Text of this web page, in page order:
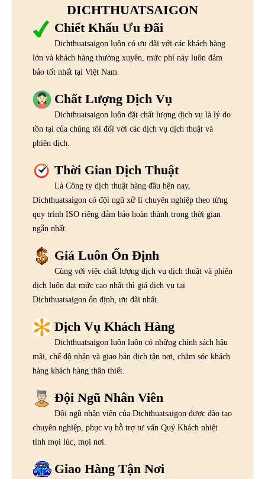
DICHTHUATSAIGON
Chiết Khấu Ưu Đãi
Dichthuatsaigon luôn có ưu đãi với các khách hàng
lớn và khách hàng thường xuyên, mức phí này luôn đảm
bảo tốt nhất tại Việt Nam.
Chất Lượng Dịch Vụ
Dichthuatsaigon luôn đặt chất lượng dịch vụ là lý do
tồn tại của chúng tôi đối với các dịch vụ dịch thuật và
phiên dịch.
Thời Gian Dịch Thuật
Là Công ty dịch thuật hàng đầu hện nay,
Dichthuatsaigon có đội ngũ xử lí chuyên nghiệp theo từng
quy trình ISO riêng đảm bảo hoàn thành trong thời gian
ngắn nhất.
Giá Luôn Ổn Định
Cùng với việc chất lượng dịch vụ dịch thuật và phiên
dịch luôn đạt mức cao nhất thì giá dịch vụ tại
Dichthuatsaigon ổn định, ưu đãi nhất.
Dịch Vụ Khách Hàng
Dichthuatsaigon luôn luôn có những chính sách hậu
mãi, chế độ nhận và giao bản dịch tận nơi, chăm sóc khách
hàng khách hàng thân thiết.
Đội Ngũ Nhân Viên
Đội ngũ nhân viên của Dichthuatsaigon được đào tạo
chuyên nghiệp, phục vụ hỗ trợ tư vấn Quý Khách nhiệt
tình mọi lúc, mọi nơi.
Giao Hàng Tận Nơi